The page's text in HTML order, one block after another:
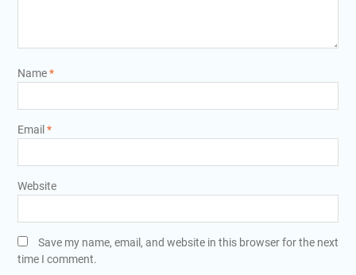
Name*
Email *
Website
Save my name, email, and website in this browser for the next
time I comment.